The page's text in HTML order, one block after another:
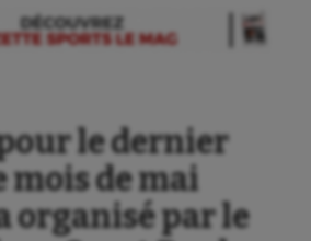
le dernier
mois de mai
organisé par le